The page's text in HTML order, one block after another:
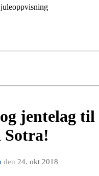
jentelag til
Sotra!
den 24. okt 2018